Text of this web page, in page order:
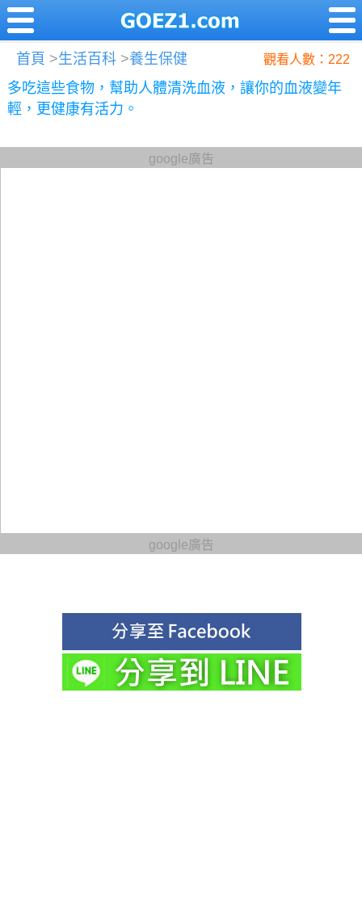
首頁 >生活百科 >養生保健 觀看人數：222
多吃這些食物，幫助人體清洗血液，讓你的血液變年
輕，更健康有活力。
google廣告
google廣告